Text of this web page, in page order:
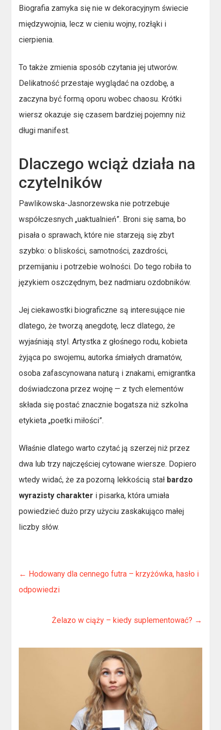
Biografia zamyka się nie w dekoracyjnym świecie
międzywojnia, lecz w cieniu wojny, rozłąki i
cierpienia.
To także zmienia sposób czytania jej utworów.
Delikatność przestaje wyglądać na ozdobę, a
zaczyna być formą oporu wobec chaosu. Krótki
wiersz okazuje się czasem bardziej pojemny niż
długi manifest.
Dlaczego wciąż działa na
czytelników
Pawlikowska-Jasnorzewska nie potrzebuje
współczesnych „uaktualnień”. Broni się sama, bo
pisała o sprawach, które nie starzeją się zbyt
szybko: o bliskości, samotności, zazdrości,
przemijaniu i potrzebie wolności. Do tego robiła to
językiem oszczędnym, bez nadmiaru ozdobników.
Jej ciekawostki biograficzne są interesujące nie
dlatego, że tworzą anegdotę, lecz dlatego, że
wyjaśniają styl. Artystka z głośnego rodu, kobieta
żyjąca po swojemu, autorka śmiałych dramatów,
osoba zafascynowana naturą i znakami, emigrantka
doświadczona przez wojnę — z tych elementów
składa się postać znacznie bogatsza niż szkolna
etykieta „poetki miłości”.
Właśnie dlatego warto czytać ją szerzej niż przez
dwa lub trzy najczęściej cytowane wiersze. Dopiero
wtedy widać, że za pozorną lekkością stał bardzo
wyrazisty charakter i pisarka, która umiała
powiedzieć dużo przy użyciu zaskakująco małej
liczby słów.
← Hodowany dla cennego futra – krzyżówka, hasło i
odpowiedzi
Żelazo w ciąży – kiedy suplementować? →